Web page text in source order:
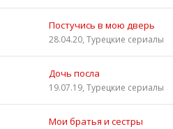
Постучись в мою дверь
28.04.20, Турецкие сериалы
Дочь посла
19.07.19, Турецкие сериалы
Мои братья и сестры